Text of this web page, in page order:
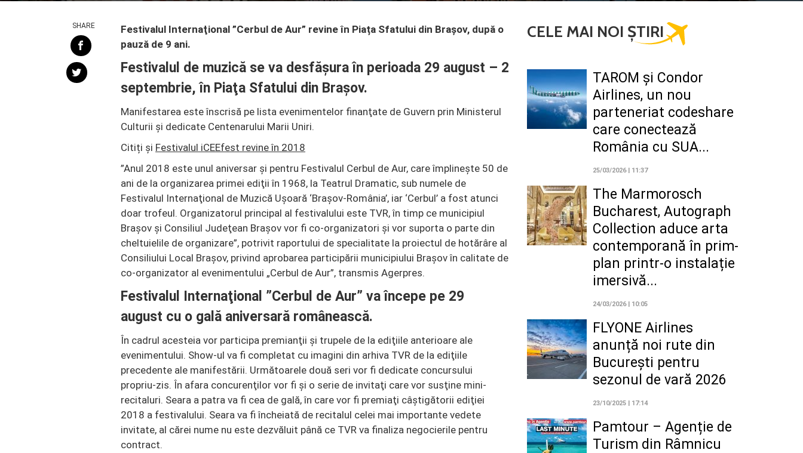
Festivalul Internaţional ”Cerbul de Aur” revine în Piața Sfatului din Brașov, după o
pauză de 9 ani.
Festivalul de muzică se va desfăşura în perioada 29 august – 2
septembrie, în Piaţa Sfatului din Braşov.
Manifestarea este înscrisă pe lista evenimentelor finanţate de Guvern prin Ministerul
Culturii şi dedicate Centenarului Marii Uniri.
Citiți și Festivalul iCEEfest revine în 2018
”Anul 2018 este unul aniversar şi pentru Festivalul Cerbul de Aur, care împlineşte 50 de
ani de la organizarea primei ediţii în 1968, la Teatrul Dramatic, sub numele de
Festivalul Internaţional de Muzică Uşoară ‘Braşov-România’, iar ‘Cerbul’ a fost atunci
doar trofeul. Organizatorul principal al festivalului este TVR, în timp ce municipiul
Braşov şi Consiliul Judeţean Braşov vor fi co-organizatori şi vor suporta o parte din
cheltuielile de organizare”, potrivit raportului de specialitate la proiectul de hotărâre al
Consiliului Local Braşov, privind aprobarea participării municipiului Braşov în calitate de
co-organizator al evenimentului „Cerbul de Aur”, transmis Agerpres.
Festivalul Internaţional ”Cerbul de Aur” va începe pe 29
august cu o gală aniversară românească.
În cadrul acesteia vor participa premianţii şi trupele de la ediţiile anterioare ale
evenimentului. Show-ul va fi completat cu imagini din arhiva TVR de la ediţiile
precedente ale manifestării. Următoarele două seri vor fi dedicate concursului
propriu-zis. În afara concurenţilor vor fi şi o serie de invitaţi care vor susţine mini-
recitaluri. Seara a patra va fi cea de gală, în care vor fi premiaţi câştigătorii ediţiei
2018 a festivalului. Seara va fi încheiată de recitalul celei mai importante vedete
invitate, al cărei nume nu este dezvăluit până ce TVR va finaliza negocierile pentru
contract.
SHARE CELE MAI NOI ȘTIRI
TAROM şi Condor
Airlines, un nou
parteneriat codeshare
care conectează
România cu SUA...
25/03/2026 | 11:37
The Marmorosch
Bucharest, Autograph
Collection aduce arta
contemporană în prim-
plan printr-o instalație
imersivă...
24/03/2026 | 10:05
FLYONE Airlines
anunță noi rute din
București pentru
sezonul de vară 2026
23/10/2025 | 17:14
Pamtour – Agenție de
Turism din Râmnicu